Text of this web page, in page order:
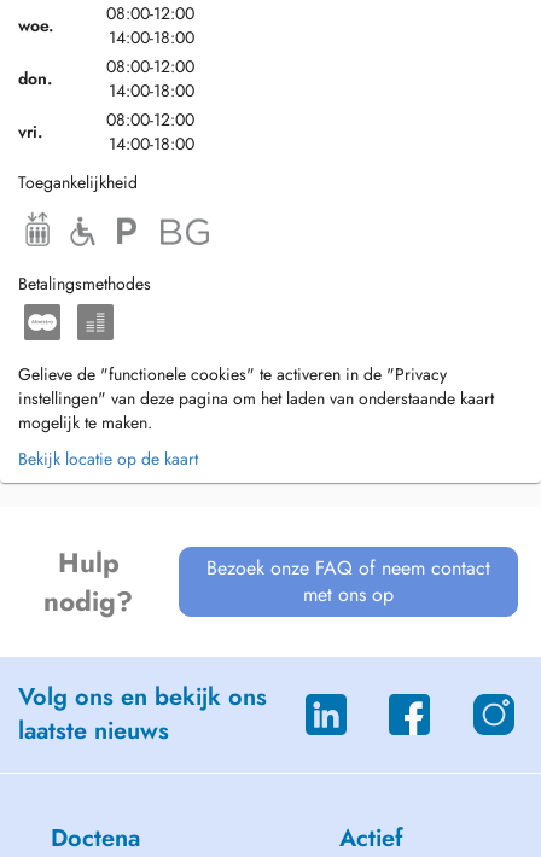
woe.
08:00-12:00
14:00-18:00
don.
08:00-12:00
14:00-18:00
vri.
08:00-12:00
14:00-18:00
Toegankelijkheid
Betalingsmethodes
Gelieve de "functionele cookies" te activeren in de "Privacy
instellingen" van deze pagina om het laden van onderstaande kaart
mogelijk te maken.
Bekijk locatie op de kaart
Hulp
nodig?
Bezoek onze FAQ of neem contact
met ons op
Volg ons en bekijk ons
laatste nieuws
Doctena Actief